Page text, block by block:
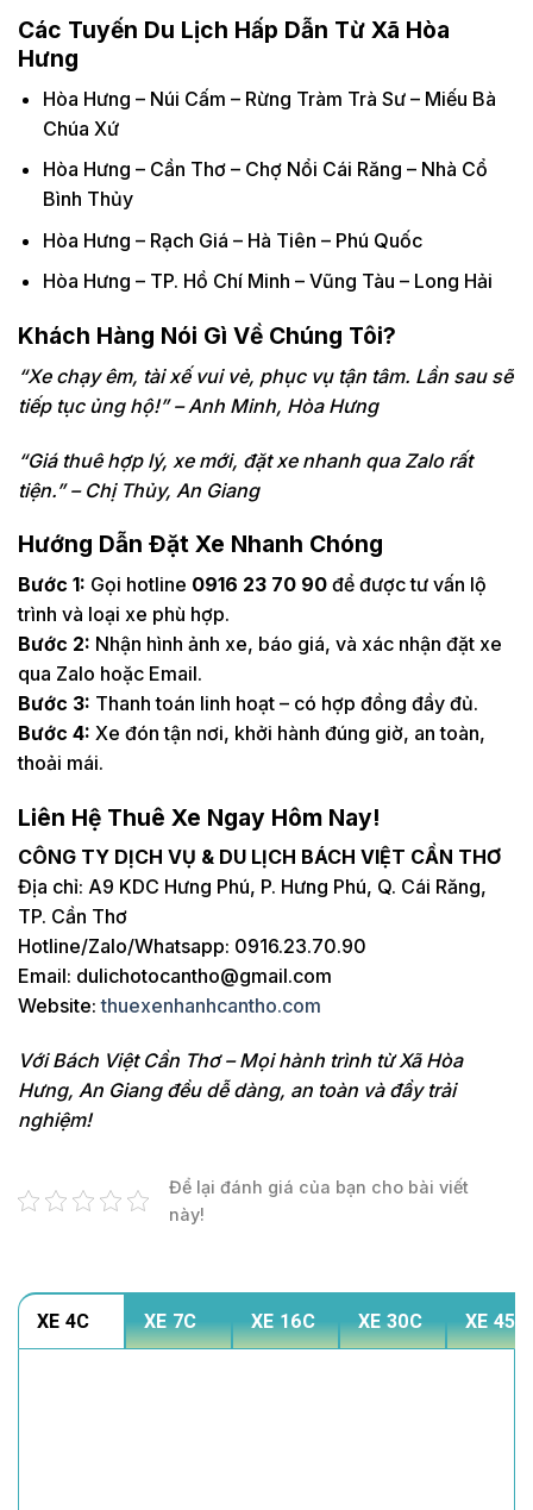
Các Tuyến Du Lịch Hấp Dẫn Từ Xã Hòa
Hưng
Hòa Hưng – Núi Cấm – Rừng Tràm Trà Sư – Miếu Bà
Chúa Xứ
Hòa Hưng – Cần Thơ – Chợ Nổi Cái Răng – Nhà Cổ
Bình Thủy
Hòa Hưng – Rạch Giá – Hà Tiên – Phú Quốc
Hòa Hưng – TP. Hồ Chí Minh – Vũng Tàu – Long Hải
Khách Hàng Nói Gì Về Chúng Tôi?
“Xe chạy êm, tài xế vui vẻ, phục vụ tận tâm. Lần sau sẽ
tiếp tục ủng hộ!” – Anh Minh, Hòa Hưng
“Giá thuê hợp lý, xe mới, đặt xe nhanh qua Zalo rất
tiện.” – Chị Thủy, An Giang
Hướng Dẫn Đặt Xe Nhanh Chóng
Bước 1: Gọi hotline 0916 23 70 90 để được tư vấn lộ
trình và loại xe phù hợp.
Bước 2: Nhận hình ảnh xe, báo giá, và xác nhận đặt xe
qua Zalo hoặc Email.
Bước 3: Thanh toán linh hoạt – có hợp đồng đầy đủ.
Bước 4: Xe đón tận nơi, khởi hành đúng giờ, an toàn,
thoải mái.
Liên Hệ Thuê Xe Ngay Hôm Nay!
CÔNG TY DỊCH VỤ & DU LỊCH BÁCH VIỆT CẦN THƠ
Địa chỉ: A9 KDC Hưng Phú, P. Hưng Phú, Q. Cái Răng,
TP. Cần Thơ
Hotline/Zalo/Whatsapp: 0916.23.70.90
Email: dulichotocantho@gmail.com
Website:thuexenhanhcantho.com
Với Bách Việt Cần Thơ – Mọi hành trình từ Xã Hòa
Hưng, An Giang đều dễ dàng, an toàn và đầy trải
nghiệm!
Để lại đánh giá của bạn cho bài viết
này!
XE 4C XE 7C XE 16C XE 30C XE 45C